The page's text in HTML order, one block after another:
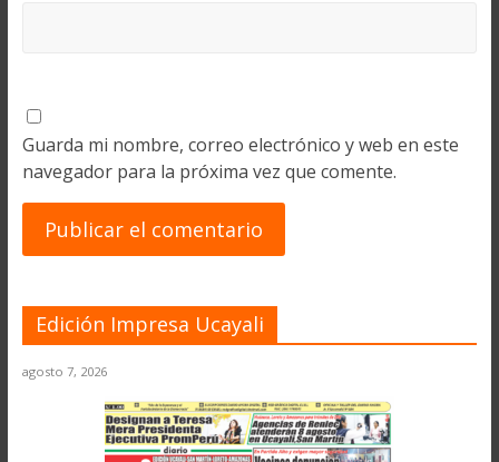
Guarda mi nombre, correo electrónico y web en este
navegador para la próxima vez que comente.
Edición Impresa Ucayali
agosto 7, 2026